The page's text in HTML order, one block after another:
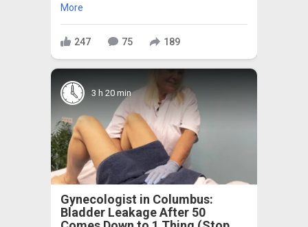
More
247 75 189
3 h 20 min
Gynecologist in Columbus:
Bladder Leakage After 50